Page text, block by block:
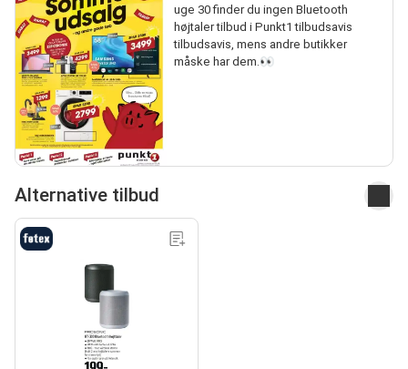
uge 30 finder du ingen Bluetooth
højtaler tilbud i Punkt1 tilbudsavis
tilbudsavis, mens andre butikker
måske har dem.👀
Alternative tilbud